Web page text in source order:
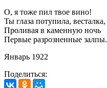
О, я тоже пил твое вино!
Ты глаза потупила, весталка,
Проливая в каменную ночь
Первые разрозненные залпы.
Январь 1922
Поделиться: